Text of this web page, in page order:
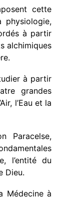
cette
physiologie,
à partir
alchimiques
à partir
grandes
l’Eau et la
Paracelse,
l’entité du
Dieu.
Médecine à